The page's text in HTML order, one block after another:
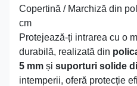
Copertină / Marchiză din
cm
Protejează-ți intrarea cu o
durabilă, realizată din
5 mm și suporturi solide
intemperii, oferă protecție